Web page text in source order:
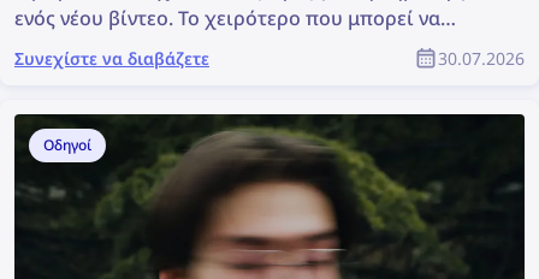
ενός νέου βίντεο. Το χειρότερο που μπορεί να
συμβεί είναι κάποιος να το κλέψει, να το
χρησιμοποιήσει χωρίς άδεια και ο πραγματικός
μπορείτε να εντοπίσετε κλεμμένο περιεχόμενο και
να προστατεύσετε τα πνευματικά σας δικαιώματα
ως μέλος της κοινότητας του YouTube;
Συνεχίστε να διαβάζετε 30.07.2026
Οδηγοί